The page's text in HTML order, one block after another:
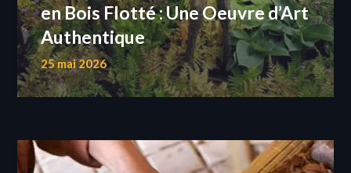
en Bois Flotté : Une Oeuvre d’Art
Authentique
25 mai 2026